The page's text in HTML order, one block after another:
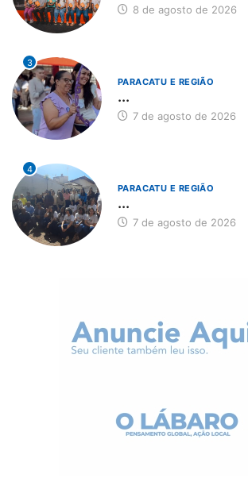
8 de agosto de 2026
3
PARACATU E REGIÃO
...
7 de agosto de 2026
4
PARACATU E REGIÃO
...
7 de agosto de 2026